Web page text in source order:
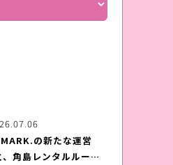
の新たな運営
、角島レンタルルーム